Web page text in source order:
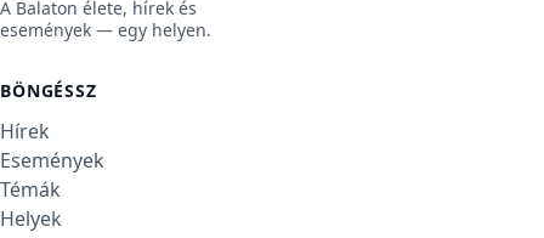
A Balaton élete, hírek és
események — egy helyen.
BÖNGÉSSZ
Hírek
Események
Témák
Helyek